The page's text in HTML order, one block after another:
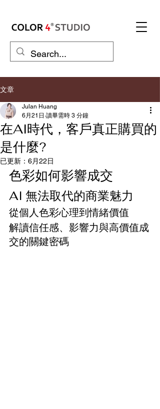
文章
在AI時代，客戶真正購買的
是什麼?
Julan Huang
6月21日 讀畢需時 3 分鐘
已更新： 6月22日
色彩如何影響成交
AI 無法取代的商業魅力
從個人色彩心理到情緒價值
解讀信任感、影響力與高價值成
交的關鍵密碼